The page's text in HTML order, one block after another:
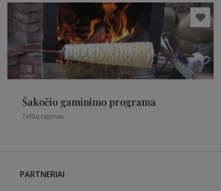
Šakočio gaminimo programa
Telšių rajonas
PARTNERIAI